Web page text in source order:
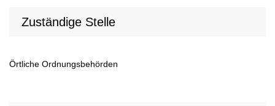
Zuständige Stelle
Örtliche Ordnungsbehörden